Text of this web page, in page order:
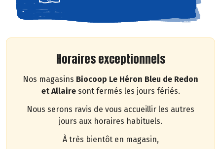
Horaires exceptionnels
Nos magasins Biocoop Le Héron Bleu de Redon
et Allairesont fermés les jours fériés.
Nous serons ravis de vous accueillir les autres
jours aux horaires habituels.
À très bientôt en magasin,